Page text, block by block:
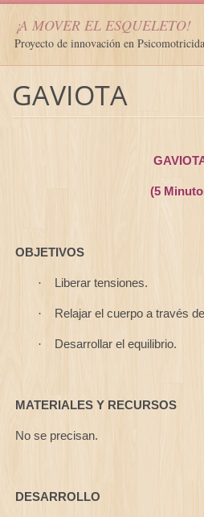
¡A MOVER EL ESQUELETO!
Proyecto de innovación en
GAVIOTA
(5
OBJETIVOS
· Liberar tensiones.
· Relajar el cuerpo a través
· Desarrollar el equilibrio.
MATERIALES Y RECURSOS
No se precisan.
DESARROLLO